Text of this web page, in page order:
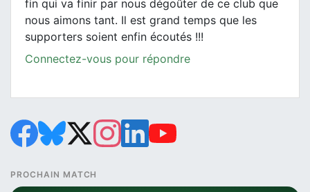
fin qui va finir par nous dégoûter de ce club que
nous aimons tant. Il est grand temps que les
supporters soient enfin écoutés !!!
Connectez-vous pour répondre
PROCHAIN MATCH